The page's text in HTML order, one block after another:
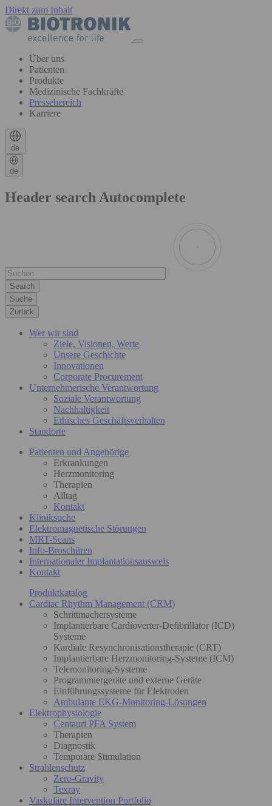
Direkt zum Inhalt
Über uns
Patienten
Produkte
Medizinische Fachkräfte
Pressebereich
Karriere
de
de
Header search Autocomplete
Suche
Zurück
Wer wir sind
Ziele, Visionen, Werte
Unsere Geschichte
Innovationen
Corporate Procurement
Unternehmerische Verantwortung
Soziale Verantwortung
Nachhaltigkeit
Ethisches Geschäftsverhalten
Standorte
Patienten und Angehörige
Erkrankungen
Herzmonitoring
Therapien
Alltag
Kontakt
Kliniksuche
Elektromagnetische Störungen
MRT-Scans
Info-Broschüren
Internationaler Implantationsausweis
Kontakt
Produktkatalog
Cardiac Rhythm Management (CRM)
Schrittmachersysteme
Implantierbare Cardioverter-Defibrillator (ICD)
Systeme
Kardiale Resynchronisationstherapie (CRT)
Implantierbare Herzmonitoring-Systeme (ICM)
Telemonitoring-Systeme
Programmiergeräte und externe Geräte
Einführungssysteme für Elektroden
Ambulante EKG-Monitoring-Lösungen
Elektrophysiologie
Centauri PFA System
Therapien
Diagnostik
Temporäre Stimulation
Strahlenschutz
Zero-Gravity
Texray
Vaskuläre Intervention Portfolio